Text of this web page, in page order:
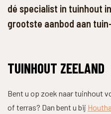
dé specialist in tuinhout
grootste aanbod aan
TUINHOUT ZEELAND
Bent u op zoek naar tuinhout
of terras? Dan bent u bij